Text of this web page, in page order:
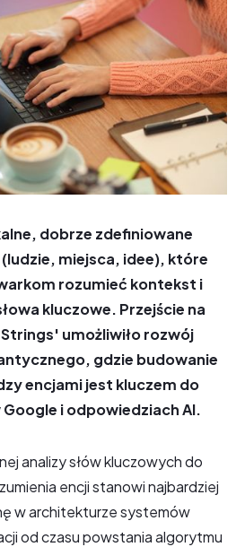
dobrze zdefiniowane
miejsca, idee), które
rozumieć kontekst i
kluczowe. Przejście na
umożliwiło rozwój
gdzie budowanie
encjami jest kluczem do
i odpowiedziach AI.
analizy słów kluczowych do
encji stanowi najbardziej
w architekturze systemów
od czasu powstania algorytmu